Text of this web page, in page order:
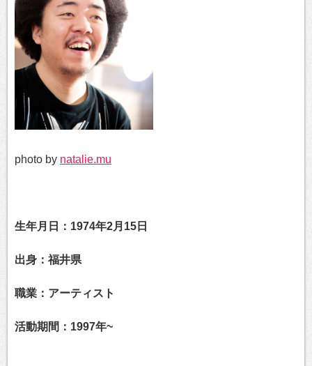
photo by natalie.mu
生年月日：1974年2月15日
出身：福井県
職業：アーティスト
活動期間：1997年~